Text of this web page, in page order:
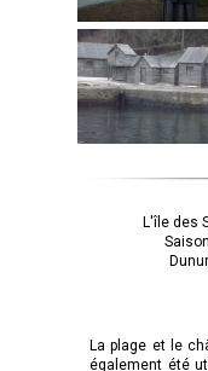
L'île des
La plage et le
également été